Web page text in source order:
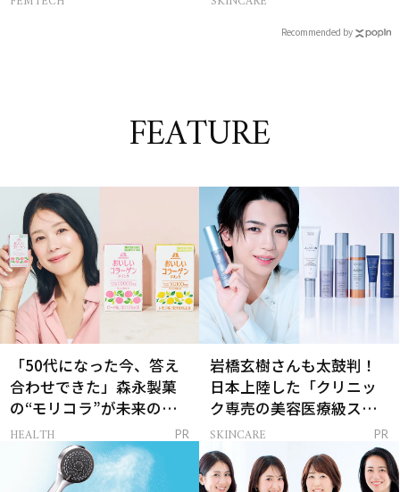
Recommended by
FEATURE
「50代になった今、答え
合わせできた」森永製菓
の“モリコラ”が未来のキ
レイを連れてくる！
HEALTH PR
岩橋玄樹さんも太鼓判！
日本上陸した「クリニッ
ク専売の美容医療級スキ
ンケア」
SKINCARE PR